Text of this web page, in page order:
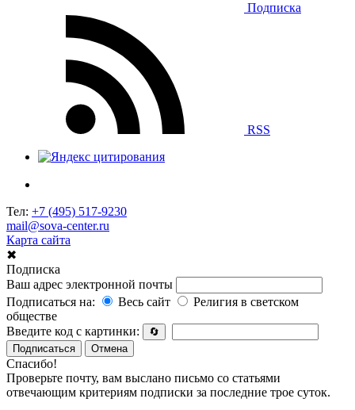
Подписка
RSS
Тел: +7 (495) 517-9230
mail@sova-center.ru
Карта сайта
✖
Подписка
Ваш адрес электронной почты
Подписаться на:
Весь сайт
Религия в светском
обществе
Введите код с картинки:
🔄
Подписаться
Отмена
Спасибо!
Проверьте почту, вам выслано письмо со статьями
отвечающим критериям подписки за последние трое суток.